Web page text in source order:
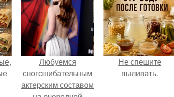
Любуемся
сногсшибательным
актерским составом
Не спешите
выливать.